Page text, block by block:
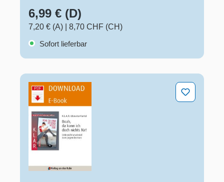
6,99 € (D)
7,20 € (A)
8,70 CHF (CH)
Sofort lieferbar
Boah, da kann ich doch nichts für!